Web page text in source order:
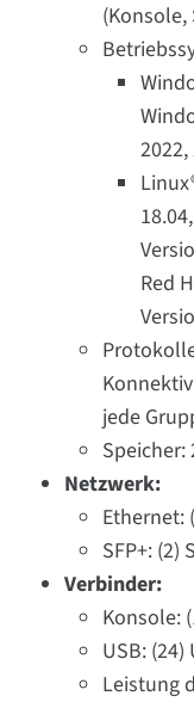
(Konsole,
2022,
Red
jede
Speicher:
Netzwerk:
Ethernet:
SFP+: (2)
Verbinder:
Konsole:
USB: (24)
Leistung